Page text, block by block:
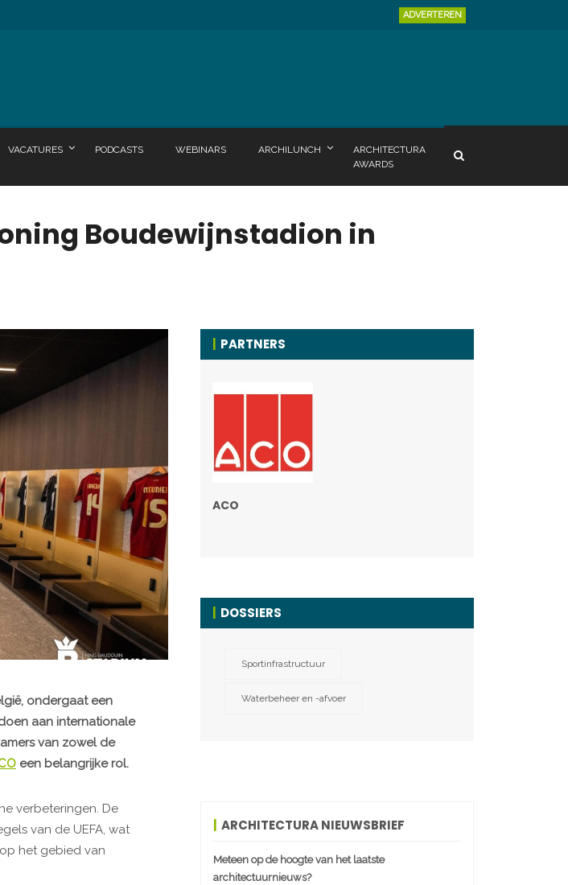
ADVERTEREN
VACATURES PODCASTS WEBINARS ARCHILUNCH
ARCHITECTURA
AWARDS
Boudewijnstadion in
ondergaat een
aan internationale
van zowel de
een belangrijke rol.
verbeteringen. De
van de UEFA, wat
het gebied van
PARTNERS
ACO
DOSSIERS
Sportinfrastructuur
Waterbeheer en -afvoer
ARCHITECTURA NIEUWSBRIEF
Meteen op de hoogte van het laatste
architectuurnieuws?